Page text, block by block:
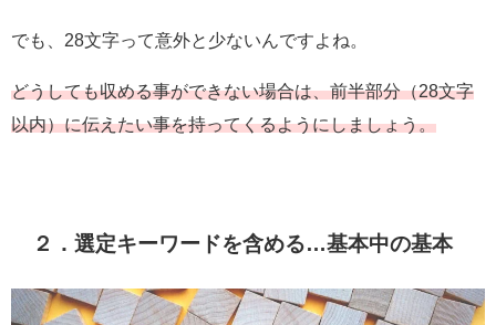
でも、28文字って意外と少ないんですよね。
どうしても収める事ができない場合は、前半部分（28文字
以内）に伝えたい事を持ってくるようにしましょう。
２．選定キーワードを含める…基本中の基本